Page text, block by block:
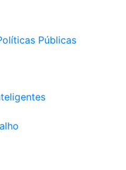
Públicas